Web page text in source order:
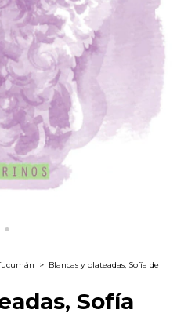
> Blancas y plateadas, Sofía de
Sofía